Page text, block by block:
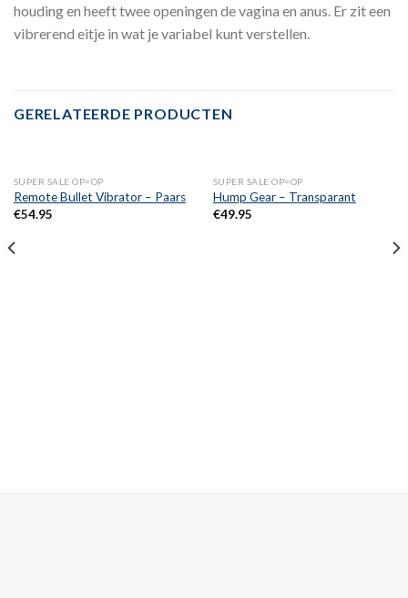
houding en heeft twee openingen de vagina en anus. Er zit een
vibrerend eitje in wat je variabel kunt verstellen.
GERELATEERDE PRODUCTEN
SUPER SALE OP=OP
Remote Bullet Vibrator – Paars
€54.95
SUPER SALE OP=OP
Hump Gear – Transparant
€49.95